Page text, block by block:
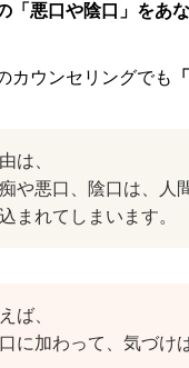
「悪口や陰口」をあ
カウンセリングでも
は、
や悪口、陰口は、人
まれてしまいます。
ば、
に加わって、気づけ